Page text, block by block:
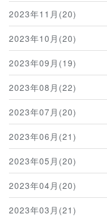
2023年11月(20)
2023年10月(20)
2023年09月(19)
2023年08月(22)
2023年07月(20)
2023年06月(21)
2023年05月(20)
2023年04月(20)
2023年03月(21)